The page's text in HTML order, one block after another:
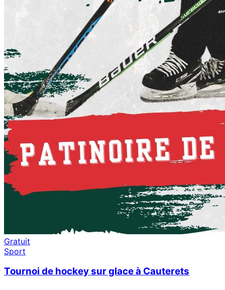
Gratuit
Sport
Tournoi de hockey sur glace à Cauterets